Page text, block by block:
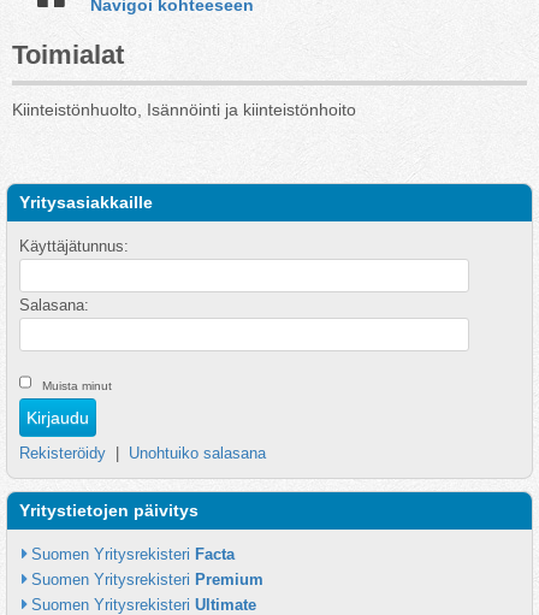
Navigoi kohteeseen
Toimialat
Kiinteistönhuolto, Isännöinti ja kiinteistönhoito
Yritysasiakkaille
Käyttäjätunnus:
Salasana:
Muista minut
Rekisteröidy Unohtuiko salasana
Yritystietojen päivitys
Suomen Yritysrekisteri Facta
Suomen Yritysrekisteri Premium
Suomen Yritysrekisteri Ultimate